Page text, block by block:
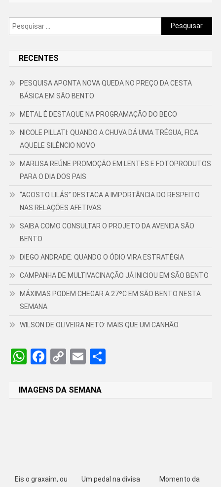
Pesquisar
por:
RECENTES
PESQUISA APONTA NOVA QUEDA NO PREÇO DA CESTA
BÁSICA EM SÃO BENTO
METAL É DESTAQUE NA PROGRAMAÇÃO DO BECO
NICOLE PILLATI: QUANDO A CHUVA DÁ UMA TRÉGUA, FICA
AQUELE SILÊNCIO NOVO
MARLISA REÚNE PROMOÇÃO EM LENTES E FOTOPRODUTOS
PARA O DIA DOS PAIS
“AGOSTO LILÁS” DESTACA A IMPORTÂNCIA DO RESPEITO
NAS RELAÇÕES AFETIVAS
SAIBA COMO CONSULTAR O PROJETO DA AVENIDA SÃO
BENTO
DIEGO ANDRADE: QUANDO O ÓDIO VIRA ESTRATÉGIA
CAMPANHA DE MULTIVACINAÇÃO JÁ INICIOU EM SÃO BENTO
MÁXIMAS PODEM CHEGAR A 27ºC EM SÃO BENTO NESTA
SEMANA
WILSON DE OLIVEIRA NETO: MAIS QUE UM CANHÃO
WhatsApp
Facebook
CopyEmailShare
IMAGENS DA SEMANA
Eis o graxaim, ou
Um pedal na divisa
Momento da